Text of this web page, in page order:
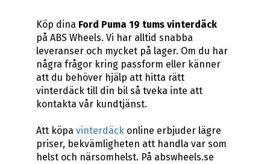
Köp dina Ford Puma 19 tums vinterdäck
på ABS Wheels. Vi har alltid snabba
leveranser och mycket på lager. Om du har
några frågor kring passform eller känner
att du behöver hjälp att hitta rätt
vinterdäck till din bil så tveka inte att
kontakta vår kundtjänst.
Att köpa vinterdäckonline erbjuder lägre
priser, bekvämligheten att handla var som
helst och närsomhelst. På abswheels.se